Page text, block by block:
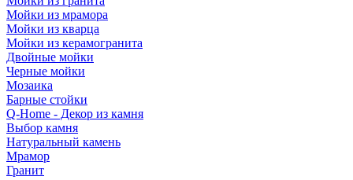
Мойки из мрамора
Мойки из кварца
Мойки из керамогранита
Двойные мойки
Черные мойки
Мозаика
Барные стойки
Q-Home - Декор из камня
Выбор камня
Натуральный камень
Мрамор
Гранит